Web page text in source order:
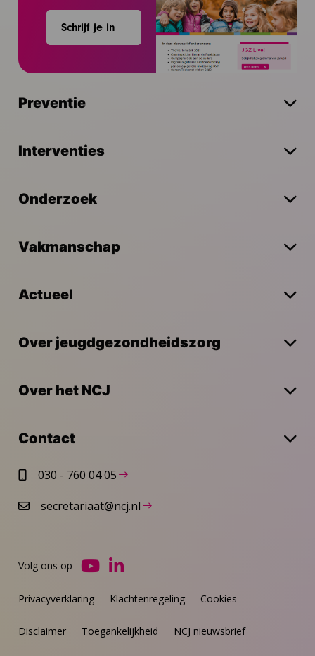
Schrijf je in
Preventie
Interventies
Onderzoek
Vakmanschap
Actueel
Over jeugdgezondheidszorg
Over het NCJ
Contact
030 - 760 04 05
secretariaat@ncj.nl
Privacyverklaring Klachtenregeling Cookies
Disclaimer Toegankelijkheid NCJ nieuwsbrief
Volg ons op
Ga
YouTube
Ga
LinkedIn